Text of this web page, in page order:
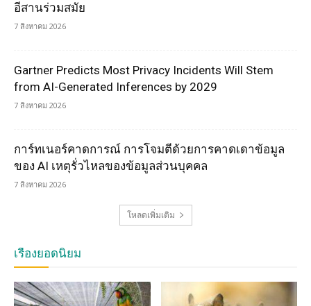
อีสานร่วมสมัย
7 สิงหาคม 2026
Gartner Predicts Most Privacy Incidents Will Stem
from AI-Generated Inferences by 2029
7 สิงหาคม 2026
การ์ทเนอร์คาดการณ์ การโจมตีด้วยการคาดเดาข้อมูล
ของ AI เหตุรั่วไหลของข้อมูลส่วนบุคคล
7 สิงหาคม 2026
โหลดเพิ่มเติม
เรื่องยอดนิยม